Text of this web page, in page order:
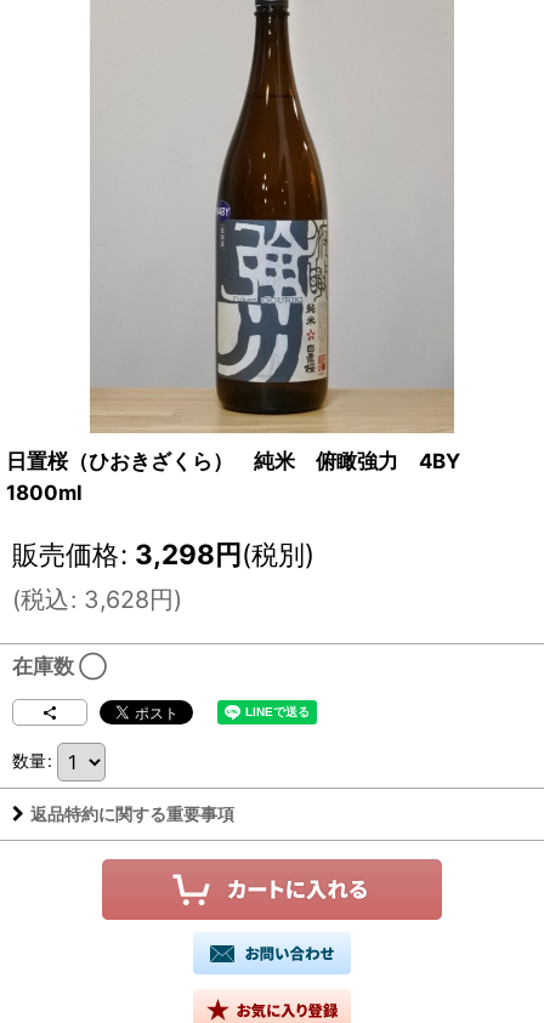
日置桜（ひおきざくら） 純米 俯瞰強力 4BY
1800ml
販売価格: 3,298円(税別)
(税込: 3,628円)
在庫数 ◯
数量:
返品特約に関する重要事項